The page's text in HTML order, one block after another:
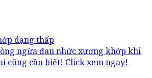
dạng thấp
ngừa đau nhức xương khớp khi
cũng cần biết! Click xem ngay!